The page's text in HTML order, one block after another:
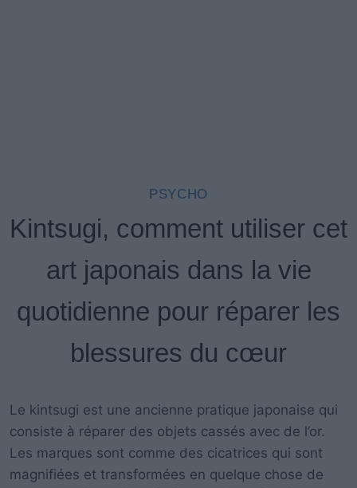
PSYCHO
Kintsugi, comment utiliser cet
art japonais dans la vie
quotidienne pour réparer les
blessures du cœur
Le kintsugi est une ancienne pratique japonaise qui
consiste à réparer des objets cassés avec de l’or.
Les marques sont comme des cicatrices qui sont
magnifiées et transformées en quelque chose de